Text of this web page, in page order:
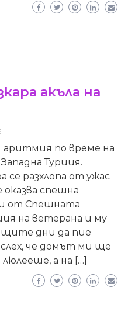
акъла на
аритмия по време на
Турция.
се разхлопа от ужас
оказва спешна
от Спешната
на ветерана и му
дни да пие
че домът ми ще
а на […]